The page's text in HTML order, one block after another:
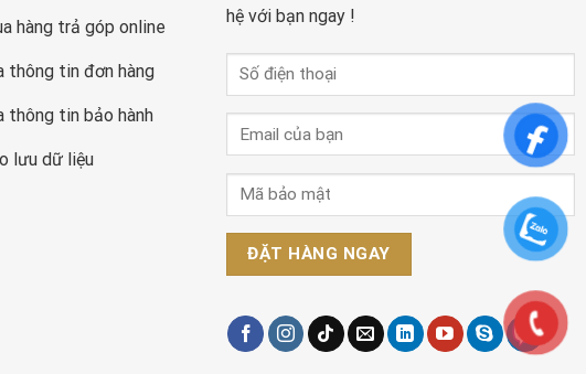
hàng trả góp online
thông tin đơn hàng
thông tin bảo hành
lưu dữ liệu
hệ với bạn ngay !